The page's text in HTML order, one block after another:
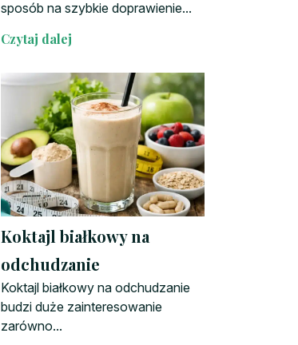
sposób na szybkie doprawienie...
Czytaj dalej
Koktajl białkowy na
odchudzanie
Koktajl białkowy na odchudzanie
budzi duże zainteresowanie
zarówno...